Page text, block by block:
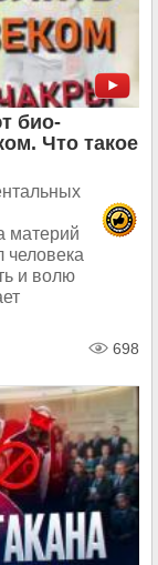
био-
Что такое
материй
человека
и волю
698